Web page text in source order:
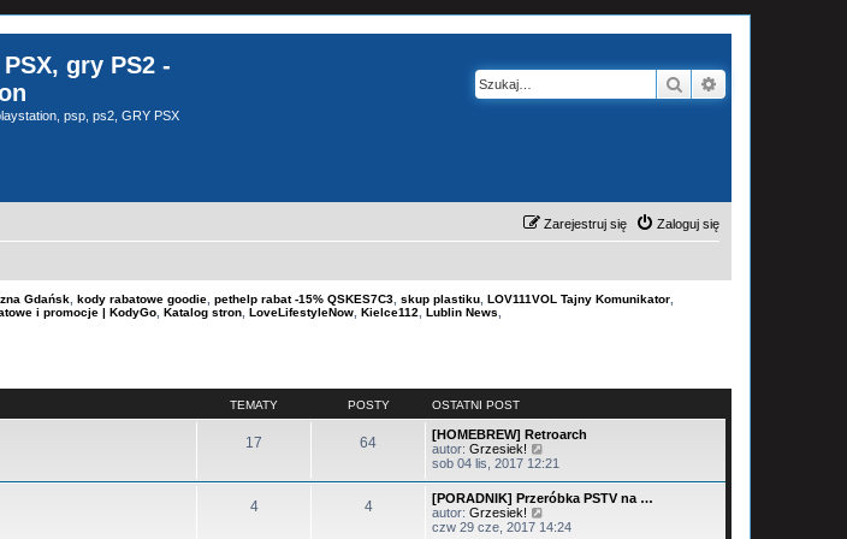
gry PS2 -
psp, ps2, GRY PSX
Szukaj
Zaloguj się
Zarejestruj się
Gdańsk kody rabatowe goodie pethelp rabat -15% QSKES7C3 skup plastiku LOV111VOL Tajny Komunikator
i promocje | KodyGo Katalog stron LoveLifestyleNow Kielce112 Lublin News
TEMATY POSTY OSTATNI POST
17 64
[HOMEBREW] Retroarch
autor: Grzesiek!
y
w
i
e
t
sob 04 lis, 2017 12:21
4 4
[PORADNIK] Przeróbka PSTV na …
autor: Grzesiek!
y
czw 29 cze, 2017 14:24